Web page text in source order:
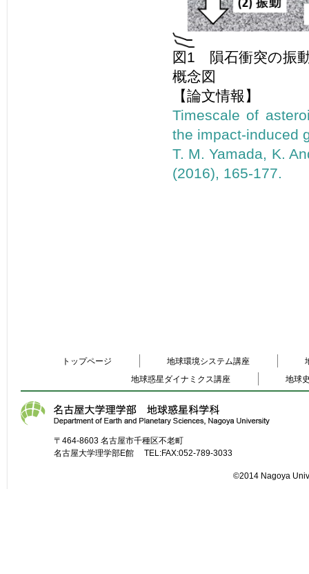
図1 隕石衝突の振
概念図
【論文情報】
Timescale of
the impact-induced
T. M. Yamada, K.
(2016), 165-177.
トップページ 地球環境システム講座
地球惑星ダイナミクス講座
地球
〒464-8603 名古屋市千種区不老町
名古屋大学理学部E館 TEL:FAX:052-789-3033
©2014 Nagoya